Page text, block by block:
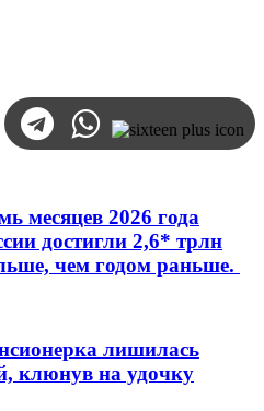
месяцев 2026 года
достигли 2,6* трлн
чем годом раньше.
лишилась
клюнув на удочку